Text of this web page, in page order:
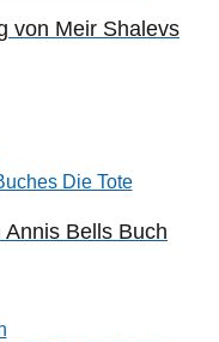
von Meir Shalevs
Bells Buch